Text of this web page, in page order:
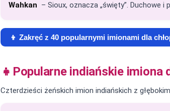
Wahkan – Sioux, oznacza „święty”. Duchowe i
👦 Zakręć z 40 popularnymi imionami dla
👧 Popularne indiańskie imiona
Czterdzieści żeńskich imion indiańskich z